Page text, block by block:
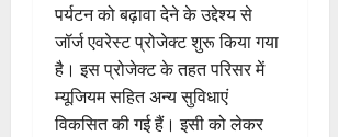
पर्यटन को बढ़ावा देने के उद्देश्य से
जॉर्ज एवरेस्ट प्रोजेक्ट शुरू किया गया
है। इस प्रोजेक्ट के तहत परिसर में
म्यूजियम सहित अन्य सुविधाएं
विकसित की गई हैं। इसी को लेकर